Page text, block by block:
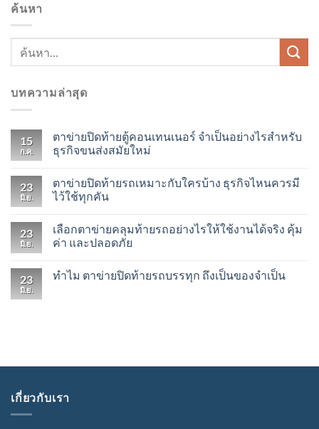
ค้นหา
บทความล่าสุด
15
ก.ค.
ตาข่ายปิดท้ายตู้คอนเทนเนอร์ จำเป็นอย่างไรสำหรับ
ธุรกิจขนส่งสมัยใหม่
23
มิ.ย.
ตาข่ายปิดท้ายรถเหมาะกับใครบ้าง ธุรกิจไหนควรมี
ไว้ใช้ทุกคัน
23
มิ.ย.
เลือกตาข่ายคลุมท้ายรถอย่างไรให้ใช้งานได้จริง คุ้ม
ค่า และปลอดภัย
23
มิ.ย.
ทำไม ตาข่ายปิดท้ายรถบรรทุก ถึงเป็นของจำเป็น
เกี่ยวกับเรา